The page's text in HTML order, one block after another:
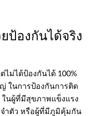
ป้องกันได้จริง
ม่ได้ป้องกันได้ 100%
ในการป้องกันการติด
นผู้ที่มีสุขภาพแข็งแรง
จำตัว หรือผู้ที่มีภูมิคุ้มกัน